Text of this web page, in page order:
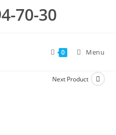
70-30
0 Menu
Next Product